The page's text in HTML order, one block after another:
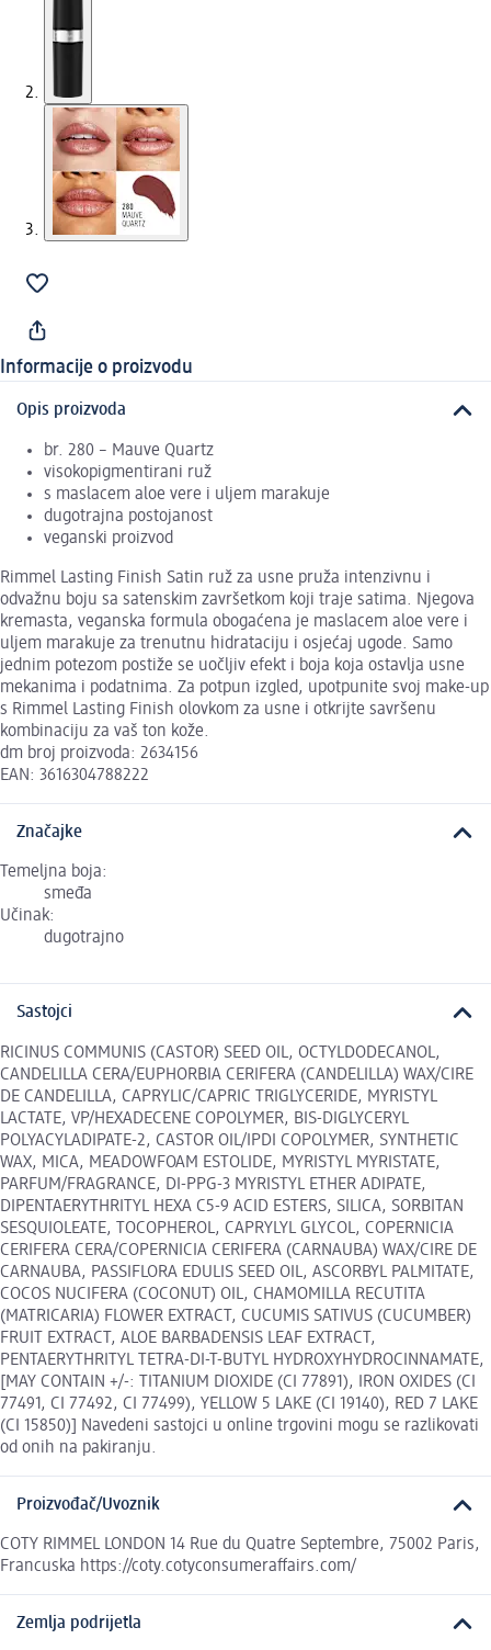
Informacije o proizvodu
Opis proizvoda
br. 280 – Mauve Quartz
visokopigmentirani ruž
s maslacem aloe vere i uljem marakuje
dugotrajna postojanost
veganski proizvod
Rimmel Lasting Finish Satin ruž za usne pruža intenzivnu i
odvažnu boju sa satenskim završetkom koji traje satima. Njegova
kremasta, veganska formula obogaćena je maslacem aloe vere i
uljem marakuje za trenutnu hidrataciju i osjećaj ugode. Samo
jednim potezom postiže se uočljiv efekt i boja koja ostavlja usne
mekanima i podatnima. Za potpun izgled, upotpunite svoj make-up
s Rimmel Lasting Finish olovkom za usne i otkrijte savršenu
kombinaciju za vaš ton kože.
dm broj proizvoda: 2634156
EAN: 3616304788222
Značajke
Temeljna boja:
smeđa
Učinak:
dugotrajno
Sastojci
RICINUS COMMUNIS (CASTOR) SEED OIL, OCTYLDODECANOL,
CANDELILLA CERA/EUPHORBIA CERIFERA (CANDELILLA) WAX/CIRE
DE CANDELILLA, CAPRYLIC/CAPRIC TRIGLYCERIDE, MYRISTYL
LACTATE, VP/HEXADECENE COPOLYMER, BIS-DIGLYCERYL
POLYACYLADIPATE-2, CASTOR OIL/IPDI COPOLYMER, SYNTHETIC
WAX, MICA, MEADOWFOAM ESTOLIDE, MYRISTYL MYRISTATE,
PARFUM/FRAGRANCE, DI-PPG-3 MYRISTYL ETHER ADIPATE,
DIPENTAERYTHRITYL HEXA C5-9 ACID ESTERS, SILICA, SORBITAN
SESQUIOLEATE, TOCOPHEROL, CAPRYLYL GLYCOL, COPERNICIA
CERIFERA CERA/COPERNICIA CERIFERA (CARNAUBA) WAX/CIRE DE
CARNAUBA, PASSIFLORA EDULIS SEED OIL, ASCORBYL PALMITATE,
COCOS NUCIFERA (COCONUT) OIL, CHAMOMILLA RECUTITA
(MATRICARIA) FLOWER EXTRACT, CUCUMIS SATIVUS (CUCUMBER)
FRUIT EXTRACT, ALOE BARBADENSIS LEAF EXTRACT,
PENTAERYTHRITYL TETRA-DI-T-BUTYL HYDROXYHYDROCINNAMATE,
[MAY CONTAIN +/-: TITANIUM DIOXIDE (CI 77891), IRON OXIDES (CI
77491, CI 77492, CI 77499), YELLOW 5 LAKE (CI 19140), RED 7 LAKE
(CI 15850)] Navedeni sastojci u online trgovini mogu se razlikovati
od onih na pakiranju.
Proizvođač/Uvoznik
COTY RIMMEL LONDON 14 Rue du Quatre Septembre, 75002 Paris,
Francuska https://coty.cotyconsumeraffairs.com/
Zemlja podrijetla